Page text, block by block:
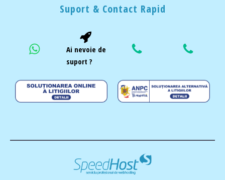
Suport & Contact Rapid
Ai nevoie de
suport ?